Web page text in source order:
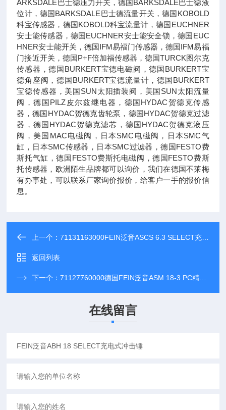
ARKSDALE巴士德压力开关，德国BARKSDALE巴士德液
位计，德国BARKSDALE巴士德流量开关，德国KOBOLD
科宝传感器，德国KOBOLD科宝流量计，德国EUCHNER
安士能传感器，德国EUCHNER安士能安全锁，德国EUC
HNER安士能开关，德国IFM易福门传感器，德国IFM易福
门接近开关，德国P+F倍加福传感器，德国TURCK图尔克
传感器，德国BURKERT宝德电磁阀，德国BURKERT宝
德角座阀，德国BURKERT宝德流量计，德国BURKERT
宝德传感器，美国SUN太阳插装阀，美国SUN太阳流量
阀，德国PILZ皮尔兹继电器，德国HYDAC贺德克传感
器，德国HYDAC贺德克齿轮泵，德国HYDAC贺德克过滤
器，德国HYDAC贺德克滤芯，德国HYDAC贺德克液压
阀，美国MAC电磁阀，日本SMC电磁阀，日本SMC气
缸，日本SMC传感器，日本SMC过滤器，德国FESTO费
斯托气缸，德国FESTO费斯托电磁阀，德国FESTO费斯
托传感器，欧洲陌生品牌都可以询价，我们在德国不莱梅
有办事处，可以联系厂家询价报价，给客户一手的报价信
息。
上一个：71131163000FEIN泛音ASCS 6.3 SELECT充电式螺丝起子
返回列表
下一个：71127760000德国FEIN泛音ASM 18-3 PC精确充电起子
在线留言